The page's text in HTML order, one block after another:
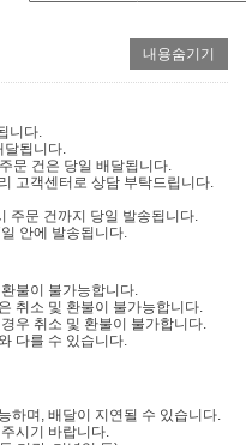
내용숨기기
니다.
됩니다.
문 건은 당일 배달됩니다.
고객센터로 상담 부탁드립니다.
주문 건까지 당일 발송됩니다.
안에 발송됩니다.
불이 불가능합니다.
취소 및 환불이 불가능합니다.
우 취소 및 환불이 불가합니다.
다를 수 있습니다.
하며, 배달이 지연될 수 있습니다.
시기 바랍니다.